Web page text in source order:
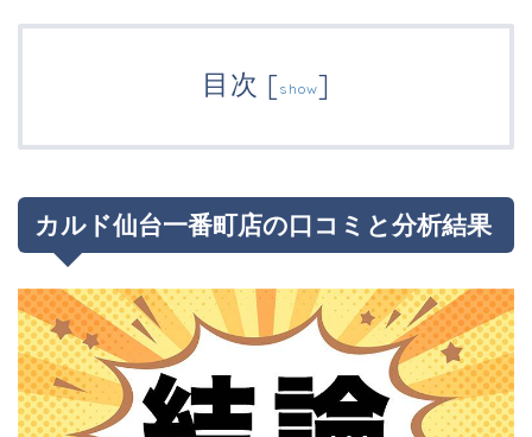
目次 [show]
カルド仙台一番町店の口コミと分析結果